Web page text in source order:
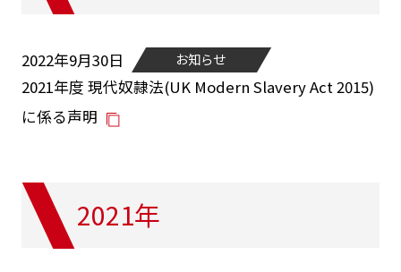
2022年9月30日 お知らせ
2021年度 現代奴隷法(UK Modern Slavery Act 2015)
に係る声明
2021年